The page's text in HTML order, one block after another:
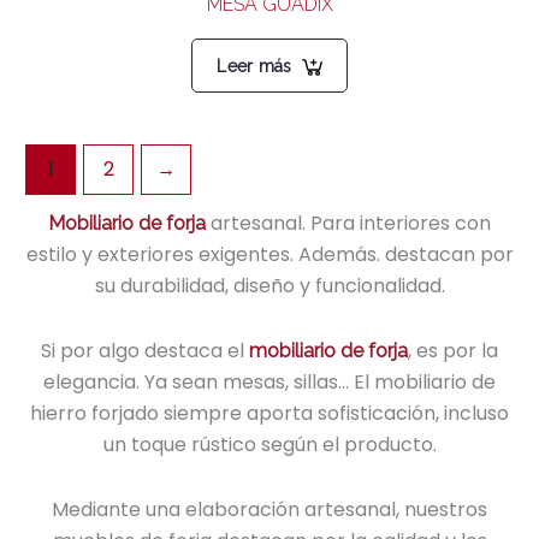
MESA GUADIX
Leer más
1 2 →
Mobiliario de forja artesanal. Para interiores con
estilo y exteriores exigentes. Además. destacan por
su durabilidad, diseño y funcionalidad.
Si por algo destaca el mobiliario de forja, es por la
elegancia. Ya sean mesas, sillas… El mobiliario de
hierro forjado siempre aporta sofisticación, incluso
un toque rústico según el producto.
Mediante una elaboración artesanal, nuestros